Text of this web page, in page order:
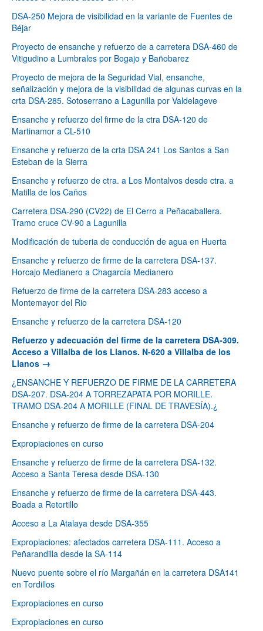
DSA-250 Mejora de visibilidad en la variante de Fuentes de
Béjar
Proyecto de ensanche y refuerzo de a carretera DSA-460 de
Vitigudino a Lumbrales por Bogajo y Bañobarez
Proyecto de mejora de la Seguridad Vial, ensanche,
señalización y mejora de la visibilidad de algunas curvas en la
crta DSA-285. Sotoserrano a Lagunilla por Valdelageve
Ensanche y refuerzo del firme de la ctra DSA-120 de
Martinamor a CL-510
Ensanche y refuerzo de la crta DSA 241 Los Santos a San
Esteban de la Sierra
Ensanche y refuerzo de ctra. a Los Montalvos desde ctra. a
Matilla de los Caños
Carretera DSA-290 (CV22) de El Cerro a Peñacaballera.
Tramo cruce CV-90 a Lagunilla
Modificación de tuberia de conducción de agua en Huerta
Ensanche y refuerzo de firme de la carretera DSA-137.
Horcajo Medianero a Chagarcía Medianero
Refuerzo de firme de la carretera DSA-283 acceso a
Montemayor del Rio
Ensanche y refuerzo de la carretera DSA-120
Refuerzo y adecuación del firme de la carretera DSA-309.
Acceso a Villalba de los Llanos. N-620 a Villalba de los
Llanos
¿ENSANCHE Y REFUERZO DE FIRME DE LA CARRETERA
DSA-207. DSA-204 A TORREZAPATA POR MORILLE.
TRAMO DSA-204 A MORILLE (FINAL DE TRAVESÍA).¿
Ensanche y refuerzo de firme de la carretera DSA-204
Expropiaciones en curso
Ensanche y refuerzo de firme de la carretera DSA-132.
Acceso a Santa Teresa desde DSA-130
Ensanche y refuerzo de firme de la carretera DSA-443.
Boada a Retortillo
Acceso a La Atalaya desde DSA-355
Expropiaciones: afectados carretera DSA-111. Acceso a
Peñarandilla desde la SA-114
Nuevo puente sobre el río Margañán en la carretera DSA141
en Tordillos
Expropiaciones en curso
Expropiaciones en curso